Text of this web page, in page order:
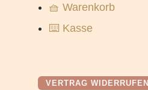
🧺 Warenkorb
⌨️ Kasse
VERTRAG WIDERRUFEN